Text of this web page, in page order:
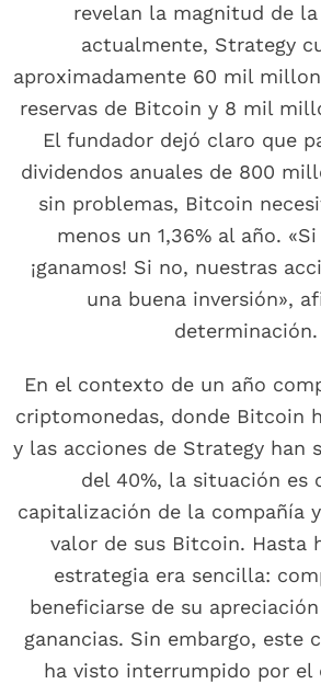
revelan la magnitud de
actualmente, Strategy
aproximadamente 60 mil
reservas de Bitcoin y 8 mil
El fundador dejó claro que
dividendos anuales de 800
sin problemas, Bitcoin
menos un 1,36% al año.
¡ganamos! Si no, nuestras
una buena inversión»,
determinación.
En el contexto de un año
criptomonedas, donde Bitcoin
y las acciones de Strategy han
del 40%, la situación es
capitalización de la compañía
valor de sus Bitcoin. Hasta
estrategia era sencilla:
beneficiarse de su
ganancias. Sin embargo, este
ha visto interrumpido por el